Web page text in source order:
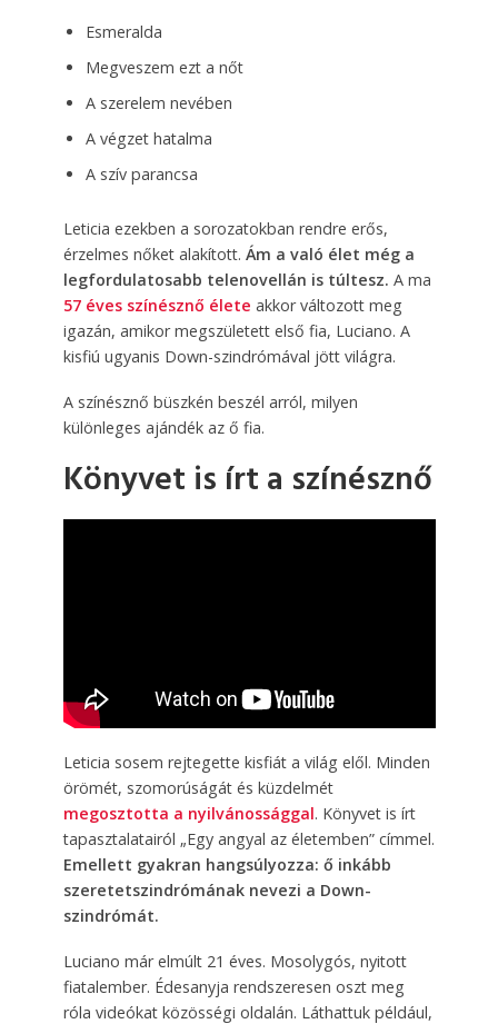
Esmeralda
Megveszem ezt a nőt
A szerelem nevében
A végzet hatalma
A szív parancsa
Leticia ezekben a sorozatokban rendre erős,
érzelmes nőket alakított. Ám a való élet még a
legfordulatosabb telenovellán is túltesz. A ma
57 éves színésznő élete akkor változott meg
igazán, amikor megszületett első fia, Luciano. A
kisfiú ugyanis Down-szindrómával jött világra.
A színésznő büszkén beszél arról, milyen
különleges ajándék az ő fia.
Könyvet is írt a színésznő
Leticia sosem rejtegette kisfiát a világ elől. Minden
örömét, szomorúságát és küzdelmét
megosztotta a nyilvánossággal. Könyvet is írt
tapasztalatairól „Egy angyal az életemben” címmel.
Emellett gyakran hangsúlyozza: ő inkább
szeretetszindrómának nevezi a Down-
szindrómát.
Luciano már elmúlt 21 éves. Mosolygós, nyitott
fiatalember. Édesanyja rendszeresen oszt meg
róla videókat közösségi oldalán. Láthattuk például,